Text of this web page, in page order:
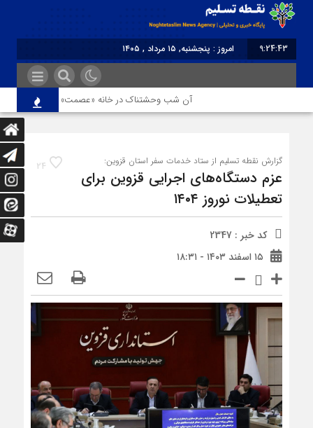
9:24:43
امروز : پنجشنبه, ۱۵ مرداد , ۱۴۰۵
آن شب وحشتناک در خانه «عصمت» از
24 گزارش نقطه تسلیم از ستاد خدمات سفر استان قزوین:
عزم دستگاه‌های اجرایی قزوین برای
تعطیلات نوروز ۱۴۰۴
کد خبر : 2347
۱۵ اسفند ۱۴۰۳ - ۱۸:۳۱